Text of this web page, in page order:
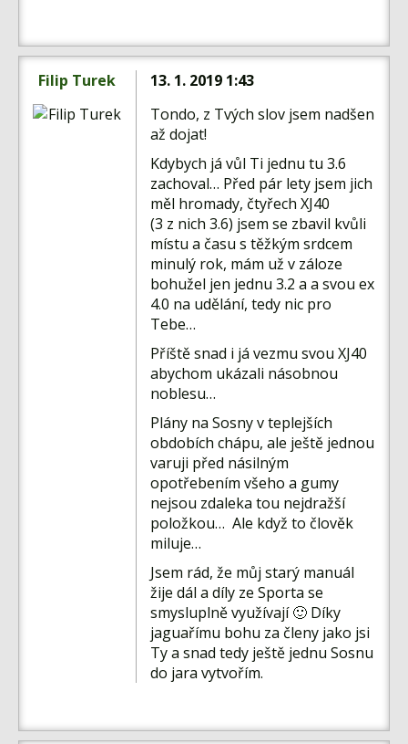
Filip Turek
13. 1. 2019 1:43
Tondo, z Tvých slov jsem nadšen
až dojat!
Kdybych já vůl Ti jednu tu 3.6
zachoval… Před pár lety jsem jich
měl hromady, čtyřech XJ40
(3 z nich 3.6) jsem se zbavil kvůli
místu a času s těžkým srdcem
minulý rok, mám už v záloze
bohužel jen jednu 3.2 a a svou ex
4.0 na udělání, tedy nic pro
Tebe…
Příště snad i já vezmu svou XJ40
abychom ukázali násobnou
noblesu…
Plány na Sosny v teplejších
obdobích chápu, ale ještě jednou
varuji před násilným
opotřebením všeho a gumy
nejsou zdaleka tou nejdražší
položkou… Ale když to člověk
miluje…
Jsem rád, že můj starý manuál
žije dál a díly ze Sporta se
smysluplně využívají 🙂 Díky
jaguařímu bohu za členy jako jsi
Ty a snad tedy ještě jednu Sosnu
do jara vytvořím.